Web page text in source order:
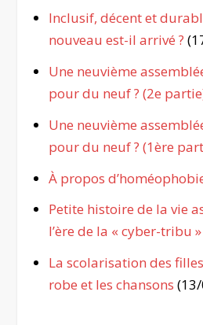
Inclusif, décent et
nouveau est-il arrivé ?
Une neuvième
pour du neuf ? (2e
Une neuvième
pour du neuf ? (1ère
À propos
Petite histoire de la vie
l’ère de la « cyber-tribu »
La scolarisation des
robe et les chansons